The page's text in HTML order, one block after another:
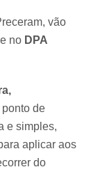
vão
e no DPA
ponto de
e simples,
aplicar aos
do